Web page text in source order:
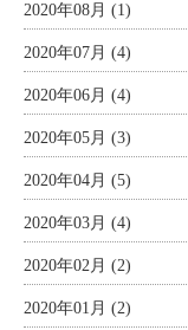
2020年08月 (1)
2020年07月 (4)
2020年06月 (4)
2020年05月 (3)
2020年04月 (5)
2020年03月 (4)
2020年02月 (2)
2020年01月 (2)